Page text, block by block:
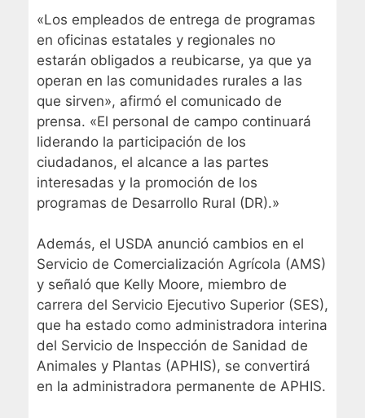
«Los empleados de entrega de programas
en oficinas estatales y regionales no
estarán obligados a reubicarse, ya que ya
operan en las comunidades rurales a las
que sirven», afirmó el comunicado de
prensa. «El personal de campo continuará
liderando la participación de los
ciudadanos, el alcance a las partes
interesadas y la promoción de los
programas de Desarrollo Rural (DR).»
Además, el USDA anunció cambios en el
Servicio de Comercialización Agrícola (AMS)
y señaló que Kelly Moore, miembro de
carrera del Servicio Ejecutivo Superior (SES),
que ha estado como administradora interina
del Servicio de Inspección de Sanidad de
Animales y Plantas (APHIS), se convertirá
en la administradora permanente de APHIS.